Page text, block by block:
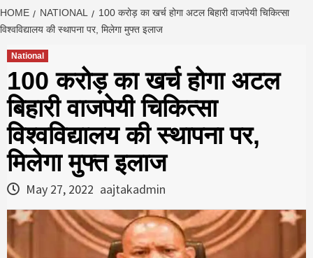
HOME NATIONAL
100 करोड़ का खर्च होगा अटल बिहारी वाजपेयी चिकित्सा
विश्वविद्यालय की स्थापना पर, मिलेगा मुफ्त इलाज
National
100 करोड़ का खर्च होगा अटल
बिहारी वाजपेयी चिकित्सा
विश्वविद्यालय की स्थापना पर,
मिलेगा मुफ्त इलाज
May 27, 2022 aajtakadmin